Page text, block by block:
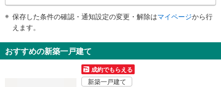
知
を
保存した条件の確認・通知設定の変更・解除はマイページから行
えます。
おすすめの新築一戸建て
成約でもらえる
新築一戸建て